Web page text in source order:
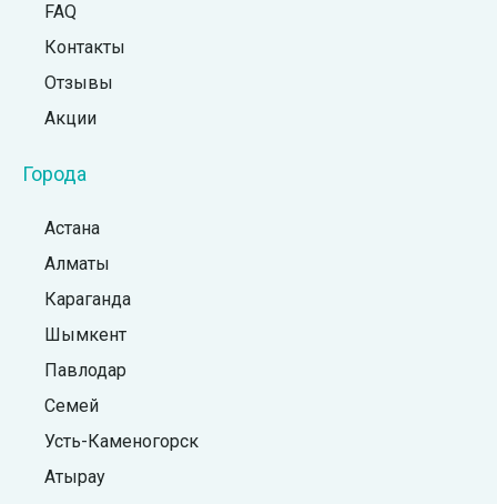
FAQ
Контакты
Отзывы
Акции
Города
Астана
Алматы
Караганда
Шымкент
Павлодар
Семей
Усть-Каменогорск
Атырау